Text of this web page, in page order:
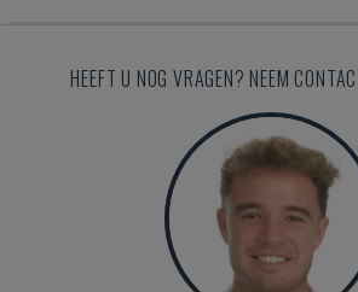
HEEFT U NOG VRAGEN? NEEM